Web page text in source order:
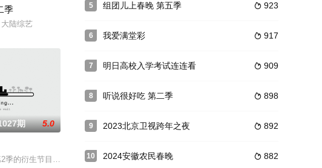
包括烧饼、曹鹤阳表演的《百兽图》；郭德纲
季
陆综艺
，果园开
点播平台上线的“双播”模式的演播室综艺节
期 5.0
2季的衍生节目，聚焦德云社的优秀青年相声演员们在录制结束后的趣味日常。通过
5  923
组团儿上春晚 第五季
6  917
我爱满堂彩
7  909
明日高校入学考试连连看
8  898
听说很好吃 第二季
9  892
2023北京卫视跨年之夜
10  882
2024安徽农民春晚